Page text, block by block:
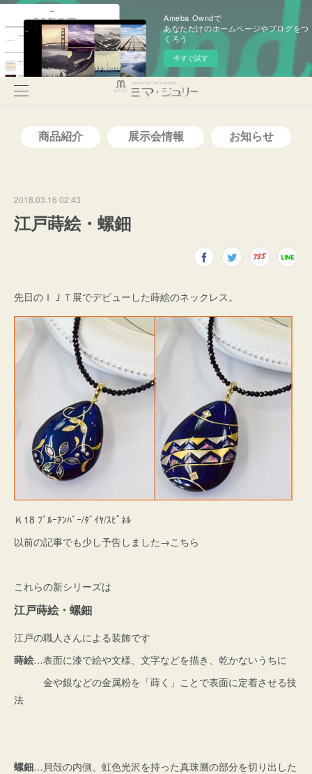
Ameba Owndで
あなただけのホームページやブログをつ
くろう
今すぐ試す
2018.03.16 02:43
江戸蒔絵・螺鈿
先日のＩＪＴ展でデビューした蒔絵のネックレス。
Ｋ18 ﾌﾞﾙｰｱﾝﾊﾞｰ/ﾀﾞｲﾔ/ｽﾋﾟﾈﾙ
以前の記事でも少し予告しました→こちら
これらの新シリーズは
江戸蒔絵・螺鈿
江戸の職人さんによる装飾です
蒔絵…表面に漆で絵や文様、文字などを描き、乾かないうちに
金や銀などの金属粉を「蒔く」ことで表面に定着させる技
法
螺鈿…貝殻の内側、虹色光沢を持った真珠層の部分を切り出した